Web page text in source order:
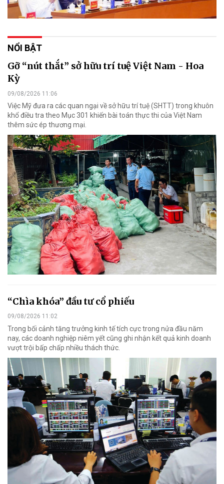
NỔI BẬT
Gỡ “nút thắt” sở hữu trí tuệ Việt Nam - Hoa
Kỳ
09/08/2026 11:06
Việc Mỹ đưa ra các quan ngại về sở hữu trí tuệ (SHTT) trong khuôn
khổ điều tra theo Mục 301 khiến bài toán thực thi của Việt Nam
thêm sức ép thương mại.
“Chìa khóa” đầu tư cổ phiếu
09/08/2026 11:02
Trong bối cảnh tăng trưởng kinh tế tích cực trong nửa đầu năm
nay, các doanh nghiệp niêm yết cũng ghi nhận kết quả kinh doanh
vượt trội bấp chấp nhiều thách thức.